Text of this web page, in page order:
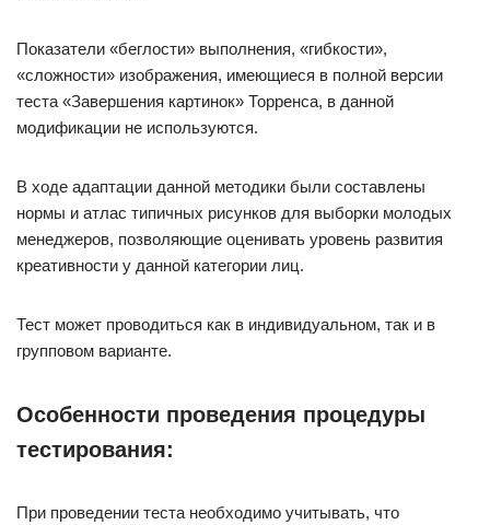
Показатели «беглости» выполнения, «гибкости»,
«сложности» изображения, имеющиеся в полной версии
теста «Завершения картинок» Торренса, в данной
модификации не используются.
В ходе адаптации данной методики были составлены
нормы и атлас типичных рисунков для выборки молодых
менеджеров, позволяющие оценивать уровень развития
креативности у данной категории лиц.
Тест может проводиться как в индивидуальном, так и в
групповом варианте.
Особенности проведения процедуры
тестирования:
При проведении теста необходимо учитывать, что